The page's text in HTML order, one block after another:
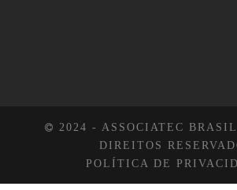
2024 - ASSOCIATEC
DIREITOS
POLÍTICA DE